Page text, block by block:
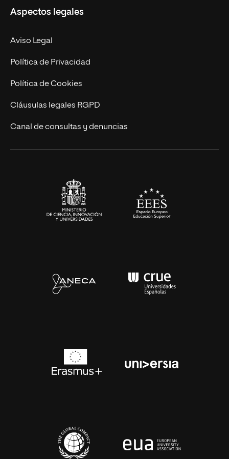
Doctorados
Experto Universitario
Postgrados
Cursos Universitarios
Facultades
Nuestro Equipo
Trabaja en UNIR
Actualidad
UNIR Revista
Eventos
Aspectos legales
Aviso Legal
Política de Privacidad
Política de Cookies
Cláusulas legales RGPD
Canal de consultas y denuncias